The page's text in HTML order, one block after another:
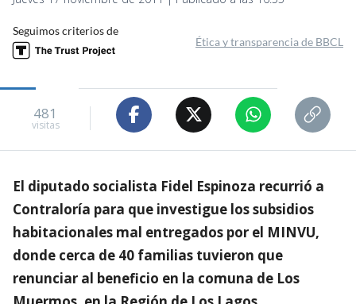
Seguimos criterios de
Ética y transparencia de BBCL
481
visitas
El diputado socialista Fidel Espinoza recurrió a
Contraloría para que investigue los subsidios
habitacionales mal entregados por el MINVU,
donde cerca de 40 familias tuvieron que
renunciar al beneficio en la comuna de Los